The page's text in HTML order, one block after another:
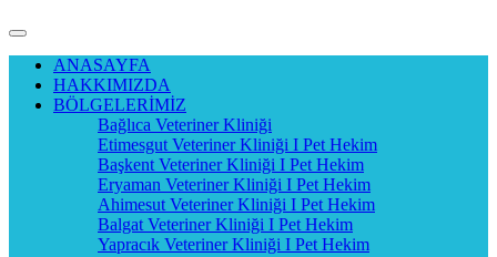
ANASAYFA
HAKKIMIZDA
BÖLGELERİMİZ
Bağlıca Veteriner Kliniği
Etimesgut Veteriner Kliniği I Pet Hekim
Başkent Veteriner Kliniği I Pet Hekim
Eryaman Veteriner Kliniği I Pet Hekim
Ahimesut Veteriner Kliniği I Pet Hekim
Balgat Veteriner Kliniği I Pet Hekim
Yapracık Veteriner Kliniği I Pet Hekim